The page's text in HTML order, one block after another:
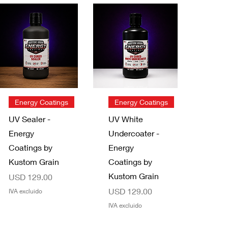
Vista rápida
Energy Coatings
UV Sealer -
Energy
Coatings by
Kustom Grain
Precio
USD 129.00
IVA excluido
Vista rápida
Energy Coatings
UV White
Undercoater -
Energy
Coatings by
Kustom Grain
Precio
USD 129.00
IVA excluido